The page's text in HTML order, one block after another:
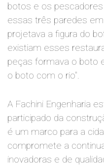
botos e os pescadores
essas três paredes
projetava a figura do
existiam esses
peças formava o boto
o boto com o rio".
A Fachini Engenharia
participado da
é um marco para a
compromete a
inovadoras e de